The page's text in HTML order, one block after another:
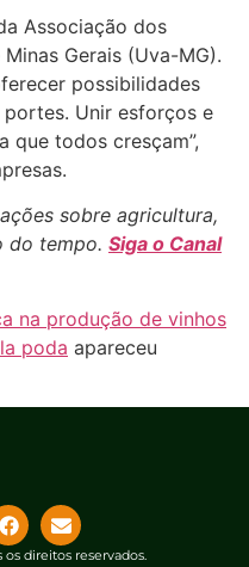
Associação dos
Gerais (Uva-MG).
possibilidades
Unir esforços e
que todos cresçam”,
sobre agricultura,
do tempo. Siga o Canal
na produção de vinhos
poda apareceu
direitos reservados.